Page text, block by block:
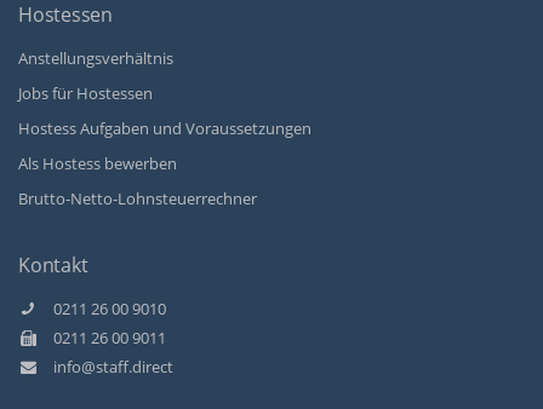
Hostessen
Anstellungsverhältnis
Jobs für Hostessen
Hostess Aufgaben und Voraussetzungen
Als Hostess bewerben
Brutto-Netto-Lohnsteuerrechner
Kontakt
0211 26 00 9010
0211 26 00 9011
info@staff.direct